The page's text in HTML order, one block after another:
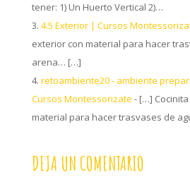
tener: 1) Un Huerto Vertical 2)…
4.5 Exterior | Cursos
exterior con material para hacer
arena… […]
retoambiente20 - ambiente
Cursos Montessorizate - […]
material para hacer trasvases de
DEJA UN COMENTARIO